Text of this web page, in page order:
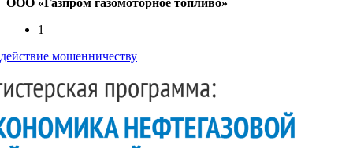
ООО «Газпром газомоторное топливо»
1
мошенничеству